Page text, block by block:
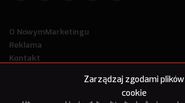
Zarządzaj zgodami plików
cookie
O NowymMarketingu
Reklama
Kontakt